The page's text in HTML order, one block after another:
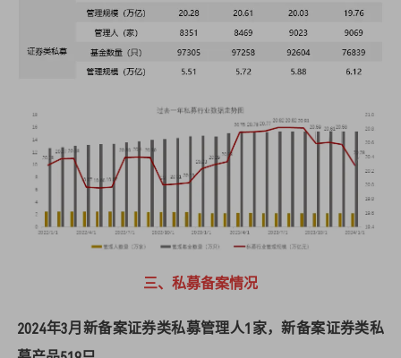
三、私募备案情况
2024年3月新备案证券类私募管理人1家，新备案证券类私